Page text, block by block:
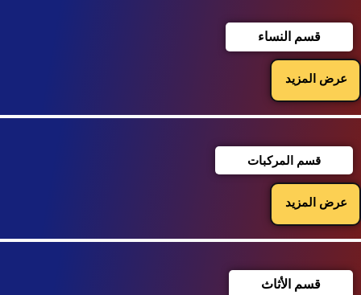
قسم النساء
عرض المزيد
قسم المركبات
عرض المزيد
قسم الأثاث